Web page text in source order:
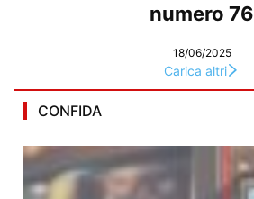
numero 76
18/06/2025
Carica altri
CONFIDA